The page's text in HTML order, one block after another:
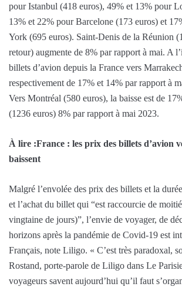
pour Istanbul (418 euros), 49% et 13% pour
13% et 22% pour Barcelone (173 euros) et
York (695 euros). Saint-Denis de la Réunion
retour) augmente de 8% par rapport à mai. A
billets d’avion depuis la France vers
respectivement de 17% et 14% par rapport à
Vers Montréal (580 euros), la baisse est de
(1236 euros) 8% par rapport à mai 2023.
À lire :France : les prix des billets d’avion
baissent
Malgré l’envolée des prix des billets et la
et l’achat du billet qui “est raccourcie de
vingtaine de jours)”, l’envie de voyager, de
horizons après la pandémie de Covid-19 est
Français, note Liligo. « C’est très paradoxal,
Rostand, porte-parole de Liligo dans Le
voyageurs savent aujourd’hui qu’il faut